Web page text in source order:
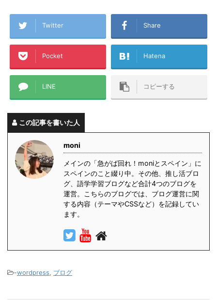
Twitter Share
Pocket Hatena
LINE コピーする
この記事を書いた人
moni
メインの「急がば回れ！moniとスペイン」に
スペインのこと綴り中。その他、推し活ブロ
グ、語学学習ブログなど合計4つのブログを
運営。こちらのブログでは、ブログ運営に関
する内容（テーマやCSSなど）を記録してい
ます。
-wordpress, ブログ